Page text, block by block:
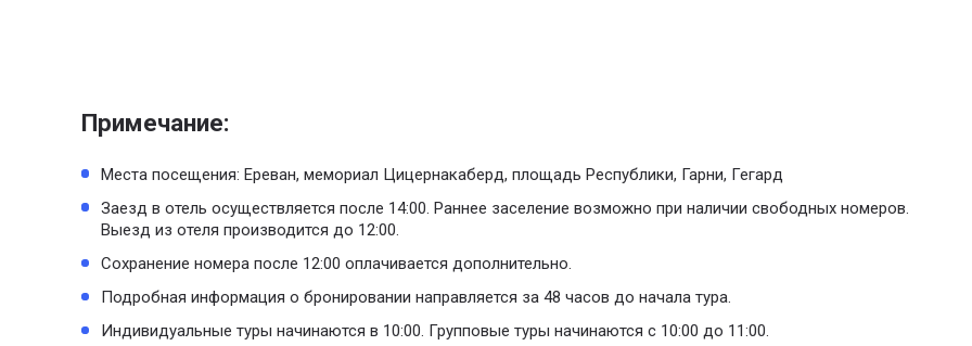
Примечание:
Места посещения: Ереван, мемориал Цицернакаберд, площадь Республики, Гарни, Гегард
Заезд в отель осуществляется после 14:00. Раннее заселение возможно при наличии свободных номеров.
Выезд из отеля производится до 12:00.
Сохранение номера после 12:00 оплачивается дополнительно.
Подробная информация о бронировании направляется за 48 часов до начала тура.
Индивидуальные туры начинаются в 10:00. Групповые туры начинаются с 10:00 до 11:00.